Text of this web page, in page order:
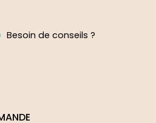
Besoin de conseils ?